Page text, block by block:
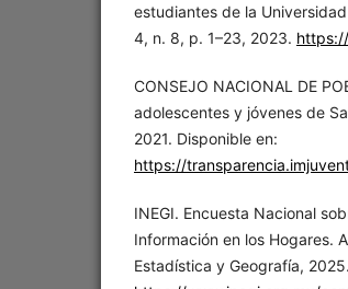
estudiantes de la
4, n. 8, p. 1–23, 2023.
CONSEJO NACIONAL DE
adolescentes y jóvenes de
2021. Disponible en:
https://
INEGI. Encuesta Nacional
Información en los Hogares.
Estadística y Geografía,